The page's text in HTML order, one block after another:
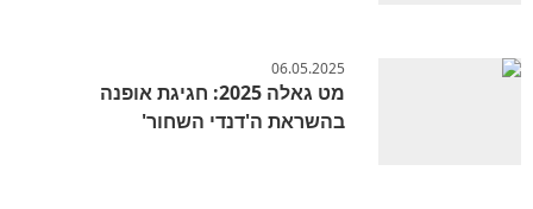
06.05.2025
מט גאלה 2025: חגיגת אופנה
בהשראת ה'דנדי השחור'